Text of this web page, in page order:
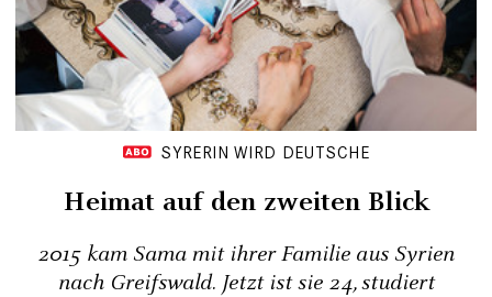
SYRERIN WIRD DEUTSCHE
Heimat auf den zweiten Blick
2015 kam Sama mit ihrer Familie aus Syrien
nach Greifswald. Jetzt ist sie 24, studiert